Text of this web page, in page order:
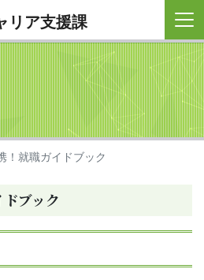
リア支援課
！就職ガイドブック
ブック